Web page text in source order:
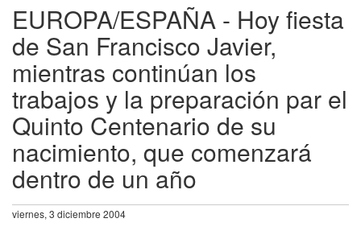
EUROPA/ESPAÑA - Hoy fiesta
de San Francisco Javier,
mientras continúan los
trabajos y la preparación par el
Quinto Centenario de su
nacimiento, que comenzará
dentro de un año
viernes, 3 diciembre 2004